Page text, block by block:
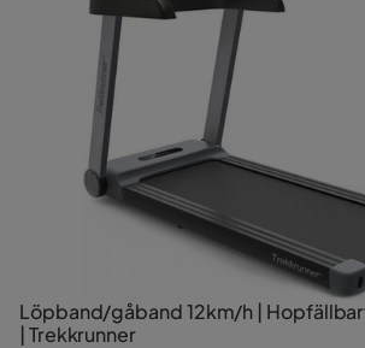
Löpband/gåband 12km/h |
| Trekkrunner